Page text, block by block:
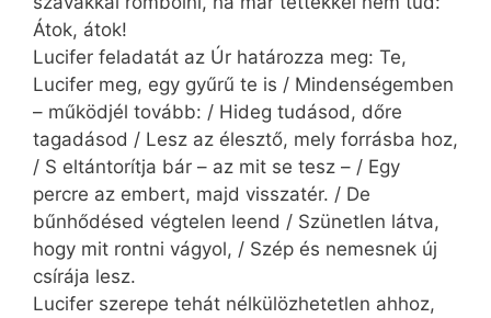
Átok, átok!
Lucifer feladatát az Úr határozza meg: Te,
Lucifer meg, egy gyűrű te is / Mindenségemben
– működjél tovább: / Hideg tudásod, dőre
tagadásod / Lesz az élesztő, mely forrásba hoz,
/ S eltántorítja bár – az mit se tesz – / Egy
percre az embert, majd visszatér. / De
bűnhődésed végtelen leend / Szünetlen látva,
hogy mit rontni vágyol, / Szép és nemesnek új
csírája lesz.
Lucifer szerepe tehát nélkülözhetetlen ahhoz,